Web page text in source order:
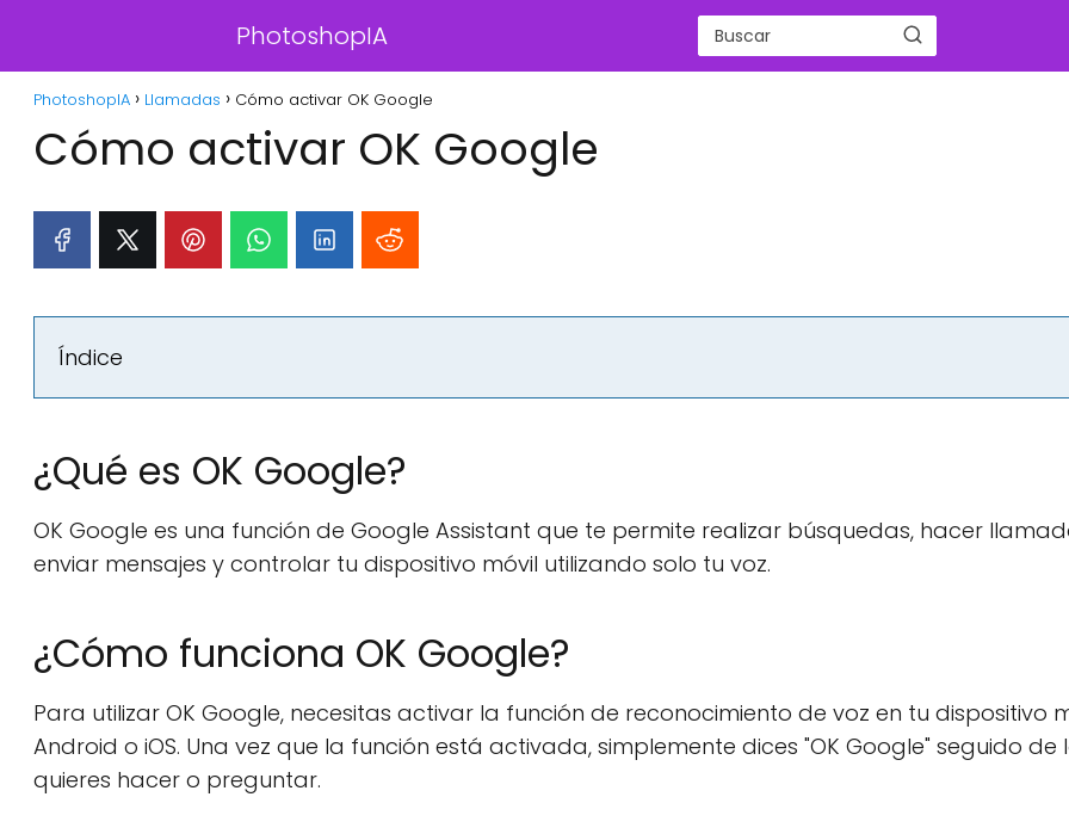
PhotoshopIA
PhotoshopIA Llamadas Cómo activar OK Google
Cómo activar OK Google
Índice
¿Qué es OK Google?
OK Google es una función de Google Assistant que te permite realizar búsquedas, hacer
enviar mensajes y controlar tu dispositivo móvil utilizando solo tu voz.
¿Cómo funciona OK Google?
Para utilizar OK Google, necesitas activar la función de reconocimiento de voz en tu dispositivo
Android o iOS. Una vez que la función está activada, simplemente dices "OK Google" seguido de
quieres hacer o preguntar.